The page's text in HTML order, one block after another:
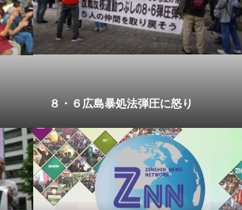
８・６広島暴処法弾圧に怒り